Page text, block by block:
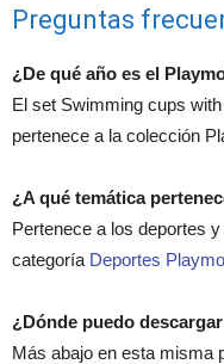
Preguntas
¿De qué año es el
El set Swimming cups
pertenece a la colección
¿A qué temática
Pertenece a los deportes
categoría Deportes
¿Dónde puedo
Más abajo en esta misma